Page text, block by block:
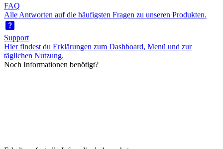
FAQ
Alle Antworten auf die häufigsten Fragen zu unseren Produkten.
help_center
Support
Hier findest du Erklärungen zum Dashboard, Menü und zur
täglichen Nutzung.
Noch Informationen benötigt?